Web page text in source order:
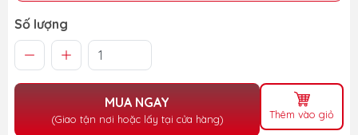
Số lượng
MUA NGAY
(Giao tận nơi hoặc lấy tại cửa hàng) Thêm vào giỏ